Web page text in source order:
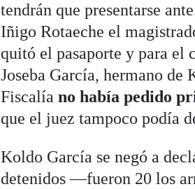
tendrán que presentarse
Iñigo Rotaeche el
quitó el pasaporte y para el
Joseba García, hermano
Fiscalía no había pedido
que el juez tampoco podía
Koldo García se negó a
detenidos —fueron 20 los